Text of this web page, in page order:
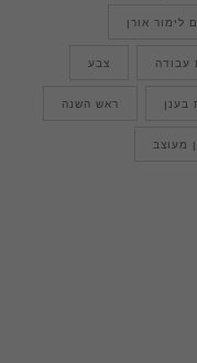
אורן
עבודה צבע
בענן ראש השנה
מעוצב